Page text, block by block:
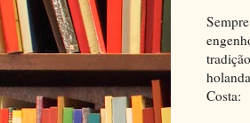
Costa: